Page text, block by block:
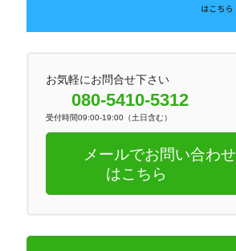
お気軽にお問合せ下さい
080-5410-5312
受付時間09:00-19:00（土日含む）
メールでお問い合わせ
はこちら